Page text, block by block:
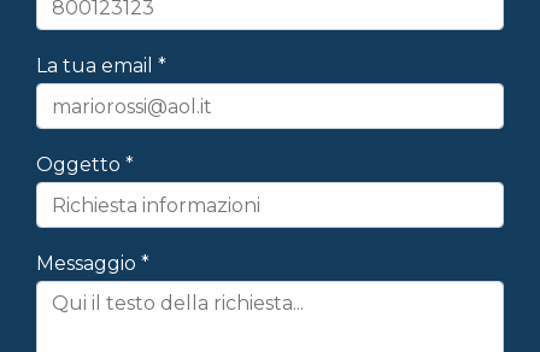
La tua email *
Oggetto *
Messaggio *